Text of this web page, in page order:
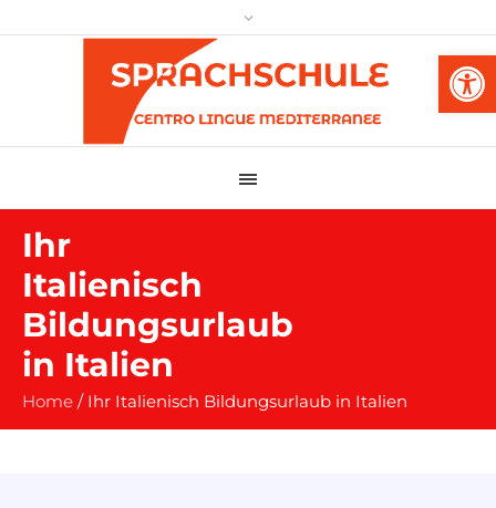
Ihr
Italienisch
Bildungsurlaub
in Italien
Home / Ihr Italienisch Bildungsurlaub in Italien